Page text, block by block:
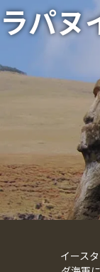
ラパヌ
イース